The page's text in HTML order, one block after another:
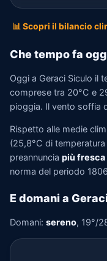
📊 Scopri il bilancio
Che tempo fa
Oggi a Geraci Siculo il
comprese tra 20°C e
pioggia. Il vento soffia
Rispetto alle medie
(25,8°C di
preannuncia più fresca
norma del periodo
E domani a
Domani: sereno, 19°/